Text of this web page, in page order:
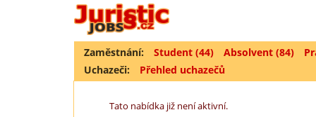
Zaměstnání: Student (44) Absolvent (84)
Uchazeči:
Přehled uchazečů
Tato nabídka již není aktivní.